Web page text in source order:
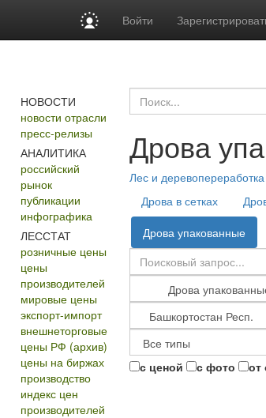
Войти
НОВОСТИ
новости отрасли
пресс-релизы
АНАЛИТИКА
российский
рынок
публикации
инфографика
ЛЕССТАТ
розничные цены
цены
производителей
мировые цены
экспорт-импорт
внешнеторговые
цены РФ (архив)
цены на биржах
производство
индекс цен
производителей
Дрова
Лес и деревопереработка
Дрова в сетках
Дрова упакованные
с ценой с фото от